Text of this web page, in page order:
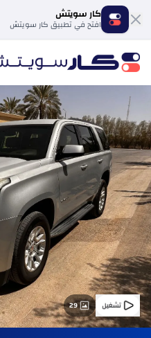
كار سويتش
افتح في تطبيق كار سويتش
29